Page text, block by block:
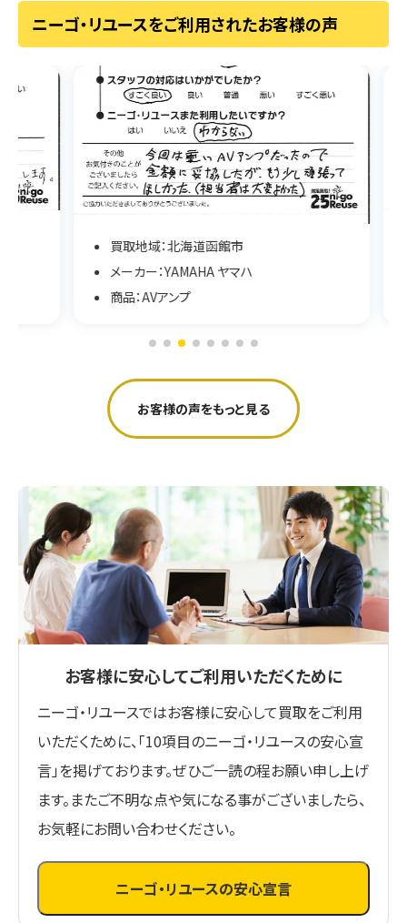
ニーゴ・リユースをご利用されたお客様の声
買取地域：北海道函館市
メーカー：YAMAHA ヤマハ
商品：AVアンプ
お客様の声をもっと見る
お客様に安心してご利用いただくために
ニーゴ・リユースではお客様に安心して買取をご利用
いただくために、「10項目のニーゴ・リユースの安心宣
言」を掲げております。ぜひご一読の程お願い申し上げ
ます。またご不明な点や気になる事がございましたら、
お気軽にお問い合わせください。
ニーゴ・リユースの安心宣言